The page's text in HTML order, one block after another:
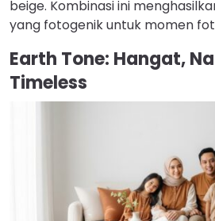
beige. Kombinasi ini
yang fotogenik untuk momen
Earth Tone: Hangat,
Timeless